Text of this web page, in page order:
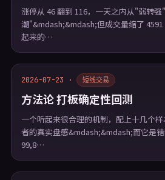
涨停从 46 翻到 116，一天之内从"弱转
潮"&mdash;&mdash;但成交量缩了
起来的…
2026-07-23 · 短线交易
方法论 打板确定性回测
一个听起来很合理的机制，配上十几个
者的真实盘感&mdash;&mdash;而它是错
99,8…